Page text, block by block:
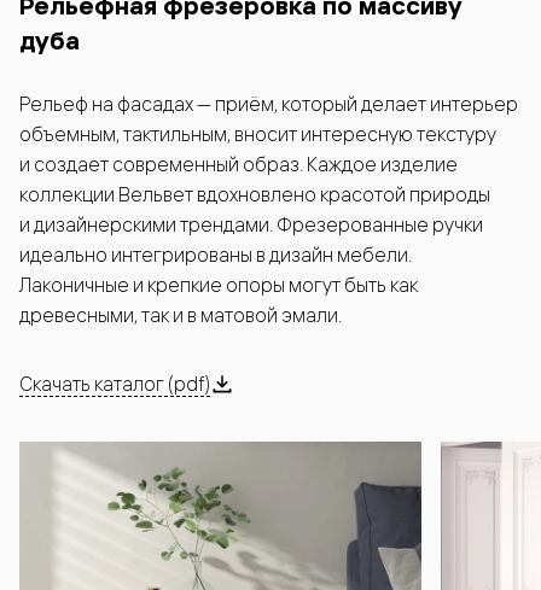
дуба
Рельеф на фасадах — приём, который делает интерьер
объемным, тактильным, вносит интересную текстуру
и создает современный образ. Каждое изделие
коллекции Вельвет вдохновлено красотой природы
и дизайнерскими трендами. Фрезерованные ручки
идеально интегрированы в дизайн мебели.
Лаконичные и крепкие опоры могут быть как
древесными, так и в матовой эмали.
Скачать каталог (pdf)